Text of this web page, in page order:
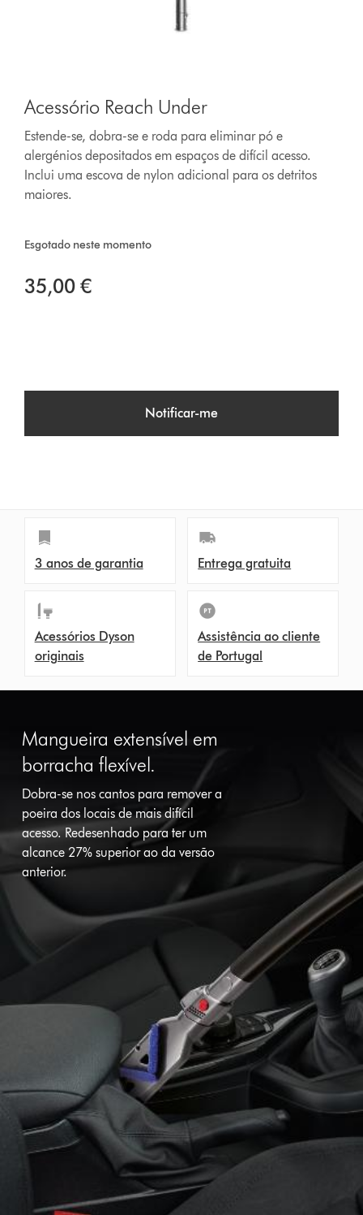
Acessório Reach Under
Estende-se, dobra-se e roda para eliminar pó e
alergénios depositados em espaços de difícil acesso.
Inclui uma escova de nylon adicional para os detritos
maiores.
Esgotado neste momento
35,00 €
Notificar-me
3 anos de garantia Entrega gratuita
Acessórios Dyson
originais
Assistência ao cliente
de Portugal
Mangueira extensível em
borracha flexível.
Dobra-se nos cantos para remover a
poeira dos locais de mais difícil
acesso. Redesenhado para ter um
alcance 27% superior ao da versão
anterior.